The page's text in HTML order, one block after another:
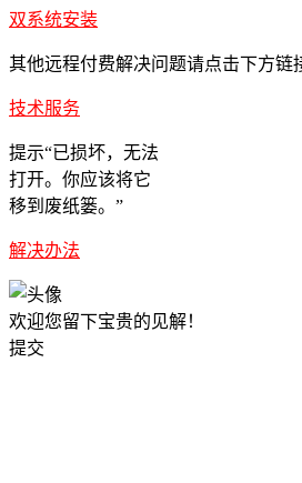
双系统安装
其他远程付费解决问题请点击下方链
技术服务
提示“已损坏，无法
打开。你应该将它
移到废纸篓。”
解决办法
欢迎您留下宝贵的见解！
提交